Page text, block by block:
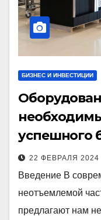
БИЗНЕС И ИНВЕСТИЦИИ
успешного
22 ФЕВРАЛЯ 2024
Введение В
неотъемлемой
предлагают нам